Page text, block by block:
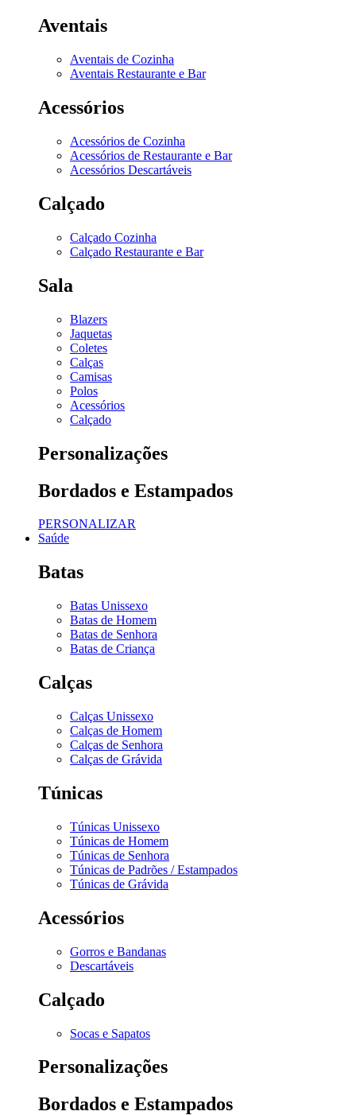
Aventais
Aventais de Cozinha
Aventais Restaurante e Bar
Acessórios
Acessórios de Cozinha
Acessórios de Restaurante e Bar
Acessórios Descartáveis
Calçado
Calçado Cozinha
Calçado Restaurante e Bar
Sala
Blazers
Jaquetas
Coletes
Calças
Camisas
Polos
Acessórios
Calçado
Personalizações
Bordados e Estampados
PERSONALIZAR
Saúde
Batas
Batas Unissexo
Batas de Homem
Batas de Senhora
Batas de Criança
Calças
Calças Unissexo
Calças de Homem
Calças de Senhora
Calças de Grávida
Túnicas
Túnicas Unissexo
Túnicas de Homem
Túnicas de Senhora
Túnicas de Padrões / Estampados
Túnicas de Grávida
Acessórios
Gorros e Bandanas
Descartáveis
Calçado
Socas e Sapatos
Personalizações
Bordados e Estampados